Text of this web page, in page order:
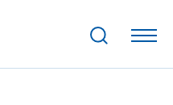
19.11.2021